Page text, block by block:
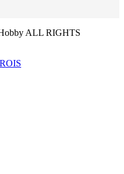
ALL RIGHTS